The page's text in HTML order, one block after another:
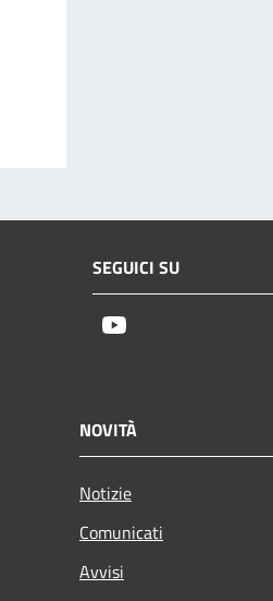
SEGUICI SU
NOVITÀ
Notizie
Comunicati
Avvisi